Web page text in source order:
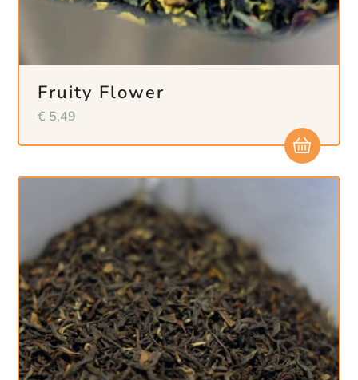
Fruity Flower
€ 5,49